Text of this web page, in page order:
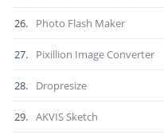
26. Photo Flash Maker
27. Pixillion Image Converter
28. Dropresize
29. AKVIS Sketch